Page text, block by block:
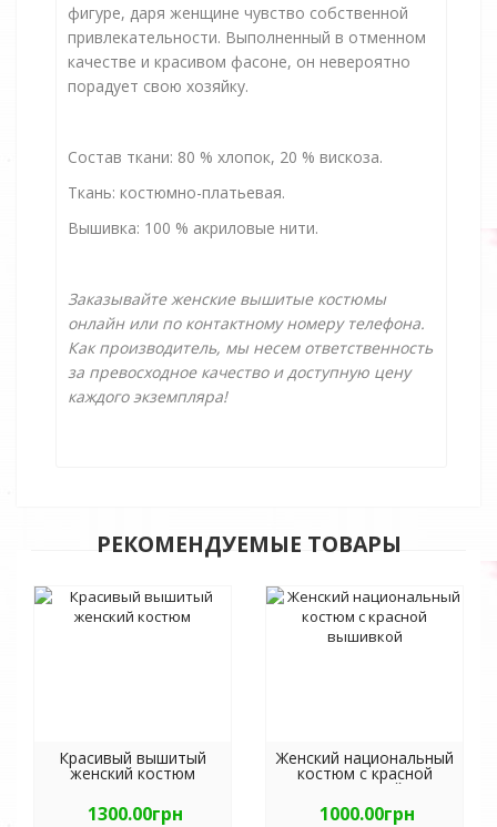
фигуре, даря женщине чувство собственной
привлекательности. Выполненный в отменном
качестве и красивом фасоне, он невероятно
порадует свою хозяйку.
Состав ткани: 80 % хлопок, 20 % вискоза.
Ткань: костюмно-платьевая.
Вышивка: 100 % акриловые нити.
Заказывайте женские вышитые костюмы
онлайн или по контактному номеру телефона.
Как производитель, мы несем ответственность
за превосходное качество и доступную цену
каждого экземпляра!
РЕКОМЕНДУЕМЫЕ ТОВАРЫ
Красивый вышитый
женский костюм
1300.00грн
Женский национальный
костюм с красной
вышивкой
1000.00грн